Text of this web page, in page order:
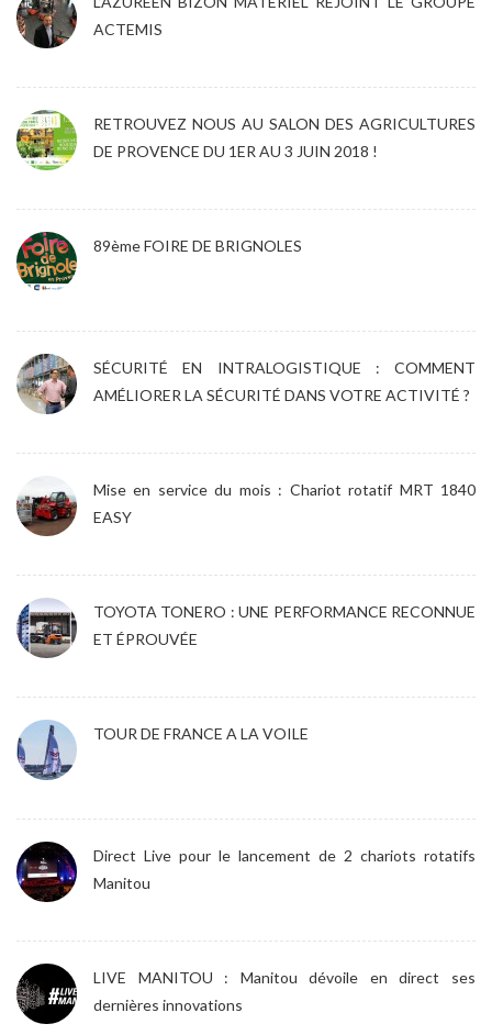
ACTEMIS
RETROUVEZ NOUS AU SALON DES AGRICULTURES
DE PROVENCE DU 1ER AU 3 JUIN 2018 !
89ème FOIRE DE BRIGNOLES
SÉCURITÉ EN INTRALOGISTIQUE : COMMENT
AMÉLIORER LA SÉCURITÉ DANS VOTRE ACTIVITÉ ?
Mise en service du mois : Chariot rotatif MRT 1840
EASY
TOYOTA TONERO : UNE PERFORMANCE RECONNUE
ET ÉPROUVÉE
TOUR DE FRANCE A LA VOILE
Direct Live pour le lancement de 2 chariots rotatifs
Manitou
LIVE MANITOU : Manitou dévoile en direct ses
dernières innovations